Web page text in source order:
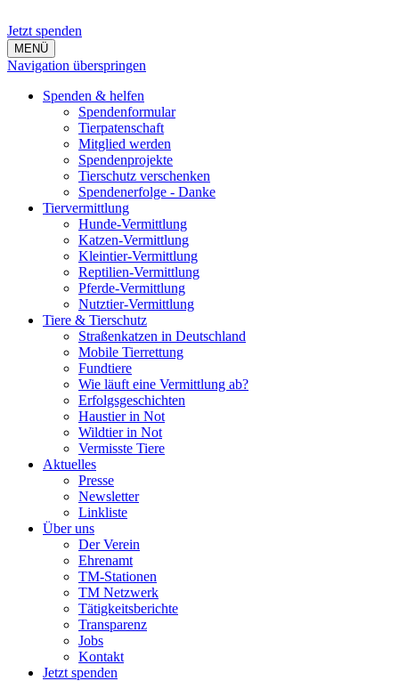
Jetzt spenden
MENÜ
Navigation überspringen
Spenden & helfen
Spendenformular
Tierpatenschaft
Mitglied werden
Spendenprojekte
Tierschutz verschenken
Spendenerfolge - Danke
Tiervermittlung
Hunde-Vermittlung
Katzen-Vermittlung
Kleintier-Vermittlung
Reptilien-Vermittlung
Pferde-Vermittlung
Nutztier-Vermittlung
Tiere & Tierschutz
Straßenkatzen in Deutschland
Mobile Tierrettung
Fundtiere
Wie läuft eine Vermittlung ab?
Erfolgsgeschichten
Haustier in Not
Wildtier in Not
Vermisste Tiere
Aktuelles
Presse
Newsletter
Linkliste
Über uns
Der Verein
Ehrenamt
TM-Stationen
TM Netzwerk
Tätigkeitsberichte
Transparenz
Jobs
Kontakt
Jetzt spenden